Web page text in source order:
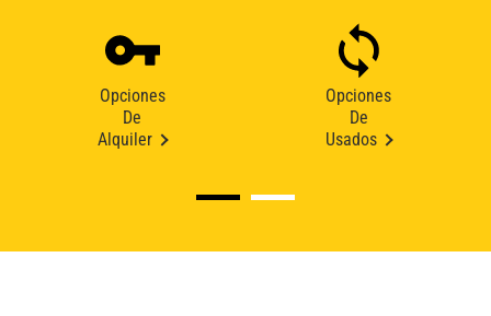
Opciones
De
Alquiler
Opciones
De
Usados